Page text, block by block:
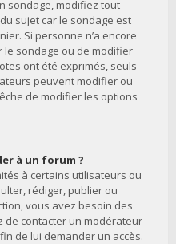
sondage, modifiez tout
sujet car le sondage est
Si personne n’a encore
le sondage ou de modifier
ont été exprimés, seuls
peuvent modifier ou
de modifier les options
à un forum ?
à certains utilisateurs ou
rédiger, publier ou
vous avez besoin des
de contacter un modérateur
de lui demander un accès.